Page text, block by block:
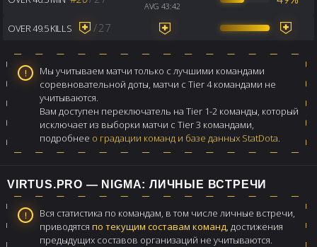
AVG 43:42
OVER 49.5 KILLS /27
Мы учитываем матчи только с лучшими командами
соревновательной доты, матчи с Tier 4 командами не
учитываются.
Вам доступен переключатель на Tier 1-2 команды, который
исключает из выборки матчи с Tier 3 командами,
подробнее о градации команд и базе данных StatDota.
VIRTUS.PRO — NIGMA: ЛИЧНЫЕ ВСТРЕЧИ
Вся статистика по командам, в том числе личные встречи,
приводятся по текущим составам команд, достижения
предыдущих составов организаций не учитываются.